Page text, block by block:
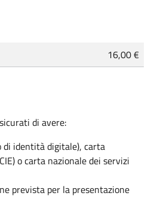
16,00 €
di avere:
di identità digitale), carta
o carta nazionale dei servizi
prevista per la presentazione